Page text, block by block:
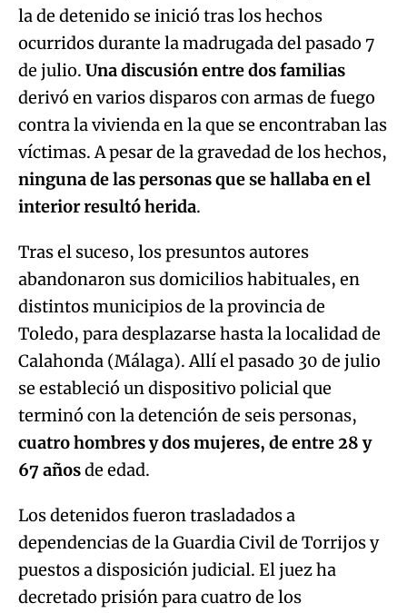
la de detenido se inició tras los hechos
ocurridos durante la madrugada del pasado 7
de julio. Una discusión entre dos familias
derivó en varios disparos con armas de fuego
contra la vivienda en la que se encontraban las
víctimas. A pesar de la gravedad de los hechos,
ninguna de las personas que se hallaba en el
interior resultó herida.
Tras el suceso, los presuntos autores
abandonaron sus domicilios habituales, en
distintos municipios de la provincia de
Toledo, para desplazarse hasta la localidad de
Calahonda (Málaga). Allí el pasado 30 de julio
se estableció un dispositivo policial que
terminó con la detención de seis personas,
cuatro hombres y dos mujeres, de entre 28 y
67 añosde edad.
Los detenidos fueron trasladados a
dependencias de la Guardia Civil de Torrijos y
puestos a disposición judicial. El juez ha
decretado prisión para cuatro de los